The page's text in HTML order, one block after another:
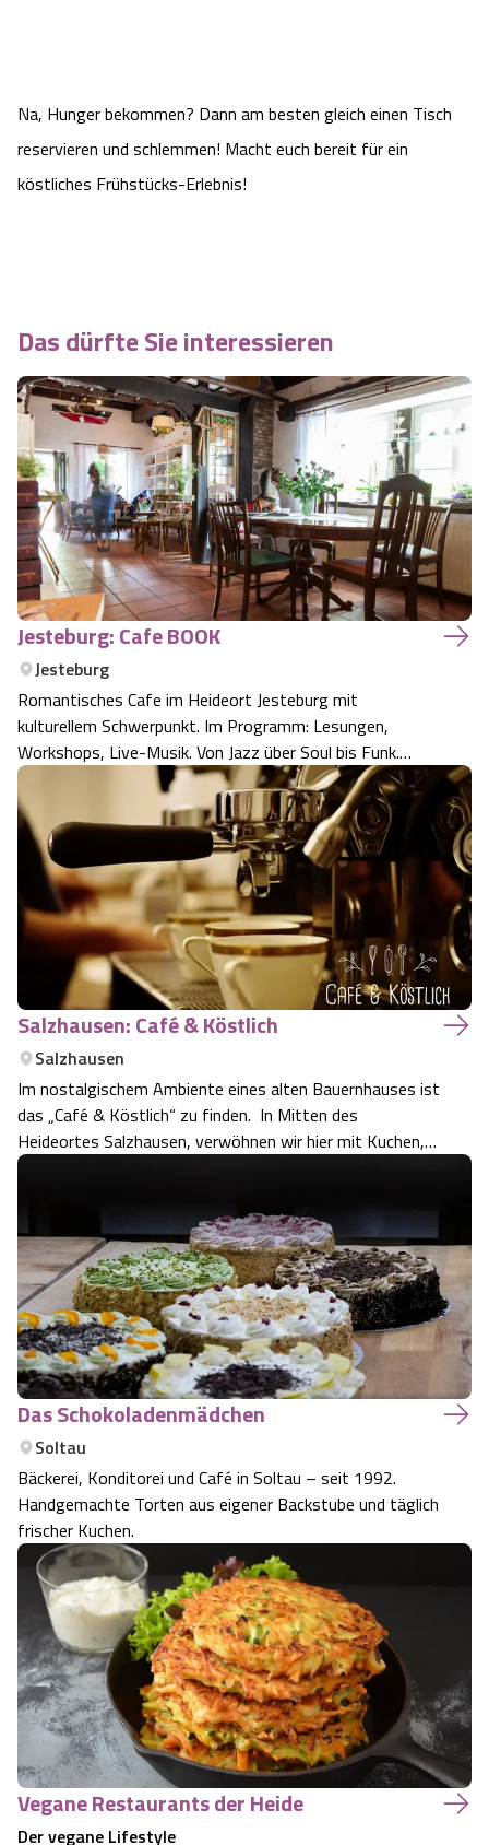
Na, Hunger bekommen? Dann am besten gleich einen Tisch
reservieren und schlemmen! Macht euch bereit für ein
köstliches Frühstücks-Erlebnis!
Das dürfte Sie interessieren
Jesteburg: Cafe BOOK
Jesteburg
Romantisches Cafe im Heideort Jesteburg mit
kulturellem Schwerpunkt. Im Programm: Lesungen,
Workshops, Live-Musik. Von Jazz über Soul bis Funk.
Highlights sind die selbstgebackenen Kuchen und Torten,
das Frühstück sowie herzhafte Snacks. Direkt über dem
Cafe gibt es eine charmante Ferienwohnung.
Salzhausen: Café & Köstlich
Salzhausen
Im nostalgischem Ambiente eines alten Bauernhauses ist
das „Café & Köstlich“ zu finden. In Mitten des
Heideortes Salzhausen, verwöhnen wir hier mit Kuchen,
Pralinen und schönen Momenten. Frühstücksgenuss und
Ein Ort an dem man die Zeit verges…
Das Schokoladenmädchen
Soltau
Bäckerei, Konditorei und Café in Soltau – seit 1992.
Handgemachte Torten aus eigener Backstube und täglich
frischer Kuchen.
Vegane Restaurants der Heide
Der vegane Lifestyle